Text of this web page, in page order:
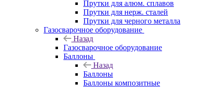
Прутки для алюм. сплавов
Прутки для нерж. сталей
Прутки для черного металла
Газосварочное оборудование
Назад
Газосварочное оборудование
Баллоны
Назад
Баллоны
Баллоны композитные